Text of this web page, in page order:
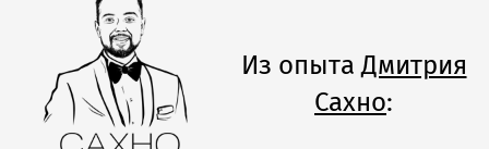
Из опытаДмитрия
Сахно: